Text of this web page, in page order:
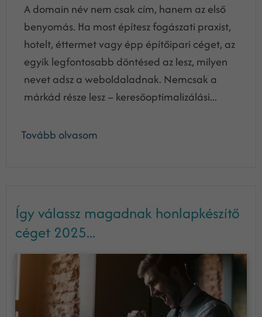
A domain név nem csak cím, hanem az első
benyomás. Ha most építesz fogászati praxist,
hotelt, éttermet vagy épp építőipari céget, az
egyik legfontosabb döntésed az lesz, milyen
nevet adsz a weboldaladnak. Nemcsak a
márkád része lesz – keresőoptimalizálási...
Tovább olvasom
Így válassz magadnak honlapkészítő
céget 2025...